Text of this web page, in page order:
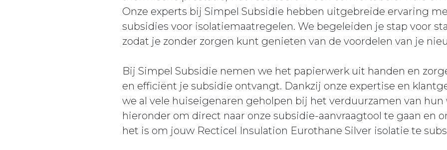
Onze experts bij Simpel Subsidie hebben uitgebreide ervaring
subsidies voor isolatiemaatregelen. We begeleiden je stap voor
zodat je zonder zorgen kunt genieten van de voordelen van je
Bij Simpel Subsidie nemen we het papierwerk uit handen en
en efficiënt je subsidie ontvangt. Dankzij onze expertise en
we al vele huiseigenaren geholpen bij het verduurzamen van
hieronder om direct naar onze subsidie-aanvraagtool te gaan en
het is om jouw Recticel Insulation Eurothane Silver isolatie te